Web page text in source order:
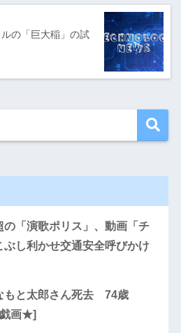
ルの「巨大稲」の試
の「演歌ポリス」、動画「チ
し利かせ交通安全呼びかけ
もと太郎さん死去 74歳
戯画★]